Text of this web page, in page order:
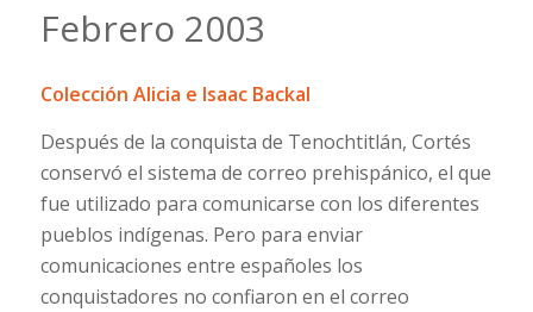
Febrero 2003
Colección Alicia e Isaac Backal
Después de la conquista de Tenochtitlán, Cortés
conservó el sistema de correo prehispánico, el que
fue utilizado para comunicarse con los diferentes
pueblos indígenas. Pero para enviar
comunicaciones entre españoles los
conquistadores no confiaron en el correo